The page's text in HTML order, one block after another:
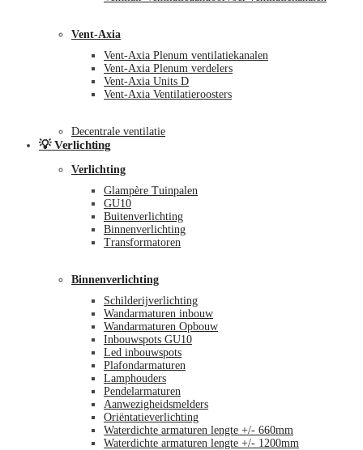
Vent-Axia
Vent-Axia Plenum ventilatiekanalen
Vent-Axia Plenum verdelers
Vent-Axia Units D
Vent-Axia Ventilatieroosters
Decentrale ventilatie
💡 Verlichting
Verlichting
Glampère Tuinpalen
GU10
Buitenverlichting
Binnenverlichting
Transformatoren
Binnenverlichting
Schilderijverlichting
Wandarmaturen inbouw
Wandarmaturen Opbouw
Inbouwspots GU10
Led inbouwspots
Plafondarmaturen
Lamphouders
Pendelarmaturen
Aanwezigheidsmelders
Oriëntatieverlichting
Waterdichte armaturen lengte +/- 660mm
Waterdichte armaturen lengte +/- 1200mm